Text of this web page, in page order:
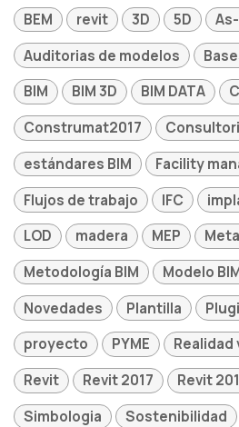
BEM revit 3D 5D
Auditorias de modelos
BIM
BIM 3D BIM DATA
Construmat2017
estándares BIM
Facility
Flujos de trabajo
IFC
LOD
madera MEP
Metodología BIM
Modelo
Novedades
Plantilla
proyecto
PYME Realidad
Revit
Revit 2017 Revit
Simbologia
Sostenibilidad